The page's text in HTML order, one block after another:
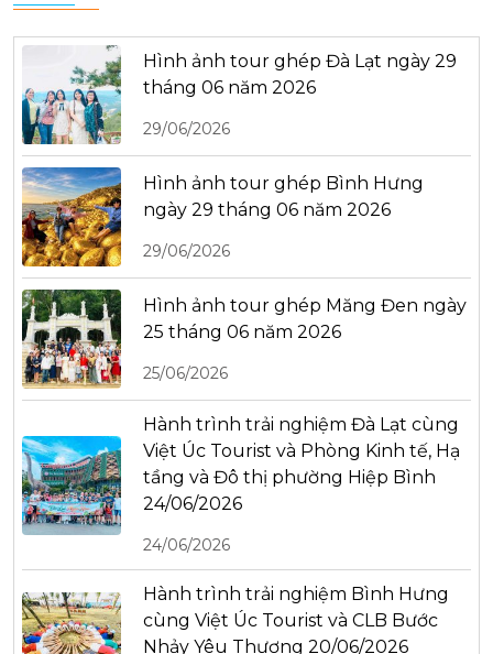
Hình ảnh tour ghép Đà Lạt ngày 29
tháng 06 năm 2026
29/06/2026
Hình ảnh tour ghép Bình Hưng
ngày 29 tháng 06 năm 2026
29/06/2026
Hình ảnh tour ghép Măng Đen ngày
25 tháng 06 năm 2026
25/06/2026
Hành trình trải nghiệm Đà Lạt cùng
Việt Úc Tourist và Phòng Kinh tế, Hạ
tầng và Đô thị phường Hiệp Bình
24/06/2026
24/06/2026
Hành trình trải nghiệm Bình Hưng
cùng Việt Úc Tourist và CLB Bước
Nhảy Yêu Thương 20/06/2026